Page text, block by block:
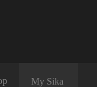
My Sika